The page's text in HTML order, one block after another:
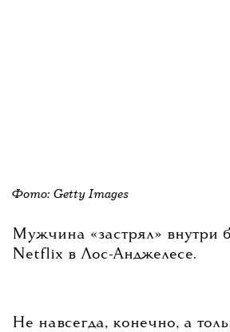
Фото: Getty Images
Мужчина «застрял» внутри
Netflix в Лос-Анджелесе.
Не навсегда, конечно, а